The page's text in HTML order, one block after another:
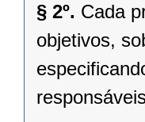
§ 2º. Cada
objetivos,